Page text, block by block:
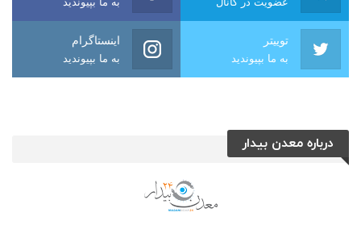
توییتر
به ما بپیوندید
اینستاگرام
به ما بپیوندید
درباره معدن بیدار